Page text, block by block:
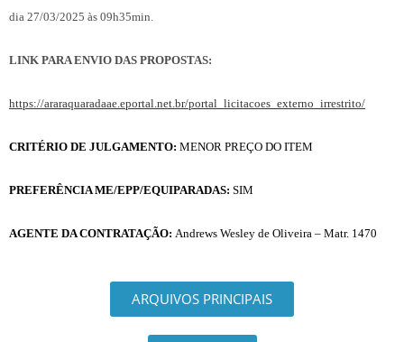
dia 27/03/2025 às 09h35min.
LINK PARA ENVIO DAS PROPOSTAS:
https://araraquaradaae.eportal.net.br/portal_licitacoes_externo_irrestrito/
CRITÉRIO DE JULGAMENTO: MENOR PREÇO DO ITEM
PREFERÊNCIA ME/EPP/EQUIPARADAS: SIM
AGENTE DA CONTRATAÇÃO: Andrews Wesley de Oliveira – Matr. 1470
ARQUIVOS PRINCIPAIS